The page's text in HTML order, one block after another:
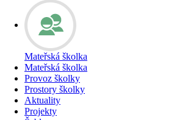
Mateřská školka
Mateřská školka
Provoz školky
Prostory školky
Aktuality
Projekty